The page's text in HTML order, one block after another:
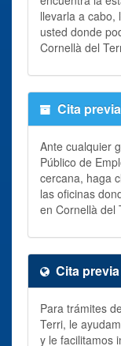
llevarla a cabo,
usted donde
Cornellà del
Cita
Ante cualquier
Público de
cercana, haga
las oficinas
en Cornellà del
Cita
Para trámites
Terri, le
y le facilitamos